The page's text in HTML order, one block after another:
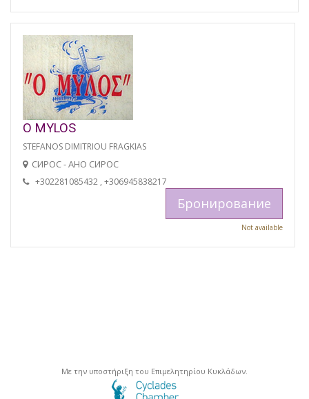
O MYLOS
STEFANOS DIMITRIOU FRAGKIAS
СИРОС - АНО СИРОС
+302281085432 , +306945838217
Бронирование
Not available
Με την υποστήριξη του Επιμελητηρίου Κυκλάδων.